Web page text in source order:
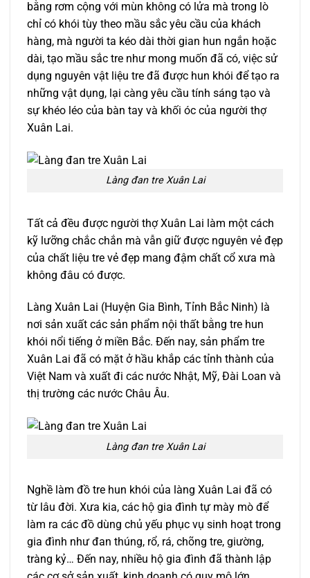
bằng rơm cộng với mùn không có lửa mà trong lò
chỉ có khói tùy theo mầu sắc yêu cầu của khách
hàng, mà người ta kéo dài thời gian hun ngắn hoặc
dài, tạo mầu sắc tre như mong muốn đã có, việc sử
dụng nguyên vật liệu tre đã được hun khói để tạo ra
những vật dụng, lại càng yêu cầu tính sáng tạo và
sự khéo léo của bàn tay và khối óc của người thợ
Xuân Lai.
Làng đan tre Xuân Lai
Tất cả đều được người thợ Xuân Lai làm một cách
kỹ lưỡng chắc chắn mà vẫn giữ được nguyên vẻ đẹp
của chất liệu tre vẻ đẹp mang đậm chất cổ xưa mà
không đâu có được.
Làng Xuân Lai (Huyện Gia Bình, Tỉnh Bắc Ninh) là
nơi sản xuất các sản phẩm nội thất bằng tre hun
khói nổi tiếng ở miền Bắc. Đến nay, sản phẩm tre
Xuân Lai đã có mặt ở hầu khắp các tỉnh thành của
Việt Nam và xuất đi các nước Nhật, Mỹ, Đài Loan và
thị trường các nước Châu Âu.
Làng đan tre Xuân Lai
Nghề làm đồ tre hun khói của làng Xuân Lai đã có
từ lâu đời. Xưa kia, các hộ gia đình tự mày mò để
làm ra các đồ dùng chủ yếu phục vụ sinh hoạt trong
gia đình như đan thúng, rổ, rá, chõng tre, giường,
tràng kỷ… Đến nay, nhiều hộ gia đình đã thành lập